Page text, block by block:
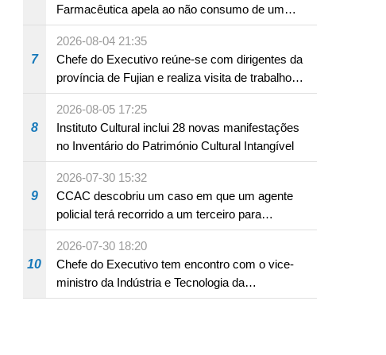
Farmacêutica apela ao não consumo de um
produto com substâncias medicamentosas
ocidentais
7
2026-08-04 21:35
Chefe do Executivo reúne-se com dirigentes da
província de Fujian e realiza visita de trabalho
em Fuzhou
8
2026-08-05 17:25
Instituto Cultural inclui 28 novas manifestações
no Inventário do Património Cultural Intangível
9
2026-07-30 15:32
CCAC descobriu um caso em que um agente
policial terá recorrido a um terceiro para
assumir por si a culpa na sequência de uma
infracção rodoviária
10
2026-07-30 18:20
Chefe do Executivo tem encontro com o vice-
ministro da Indústria e Tecnologia da
Informação